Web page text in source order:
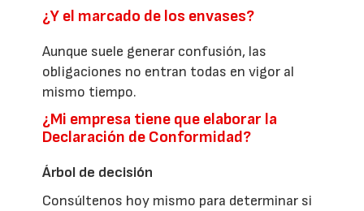
¿Y el marcado de los envases?
Aunque suele generar confusión, las
obligaciones no entran todas en vigor al
mismo tiempo.
¿Mi empresa tiene que elaborar la
Declaración de Conformidad?
Árbol de decisión
Consúltenos hoy mismo para determinar si